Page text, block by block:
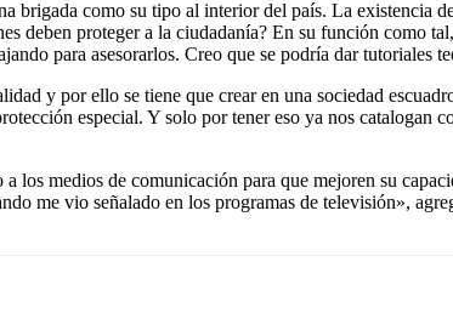
brigada como su tipo al interior del país. La existencia
deben proteger a la ciudadanía? En su función como
para asesorarlos. Creo que se podría dar tutoriales
y por ello se tiene que crear en una sociedad
especial. Y solo por tener eso ya nos
medios de comunicación para que mejoren su
me vio señalado en los programas de televisión»,